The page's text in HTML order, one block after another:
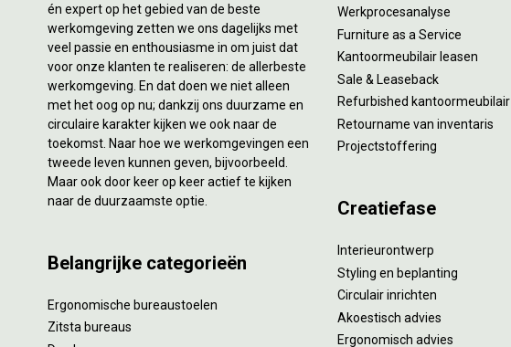
én expert op het gebied van de beste
werkomgeving zetten we ons dagelijks met
veel passie en enthousiasme in om juist dat
voor onze klanten te realiseren: de allerbeste
werkomgeving. En dat doen we niet alleen
met het oog op nu; dankzij ons duurzame en
circulaire karakter kijken we ook naar de
toekomst. Naar hoe we werkomgevingen een
tweede leven kunnen geven, bijvoorbeeld.
Maar ook door keer op keer actief te kijken
naar de duurzaamste optie.
Belangrijke categorieën
Ergonomische bureaustoelen
Zitsta bureaus
Werkprocesanalyse
Furniture as a Service
Kantoormeubilair leasen
Sale & Leaseback
Refurbished kantoormeubilair
Retourname van inventaris
Projectstoffering
Creatiefase
Interieurontwerp
Styling en beplanting
Circulair inrichten
Akoestisch advies
Ergonomisch advies